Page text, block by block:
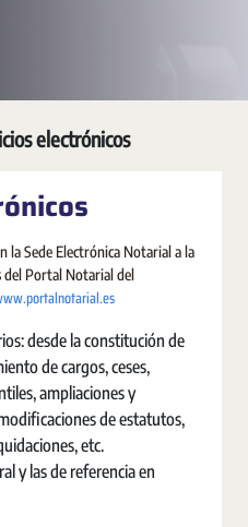
electrónicos
la Sede Electrónica Notarial a la
del Portal Notarial del
desde la constitución de
de cargos, ceses,
ampliaciones y
de estatutos,
etc.
y las de referencia en